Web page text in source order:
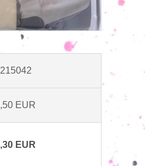
EUR
EUR